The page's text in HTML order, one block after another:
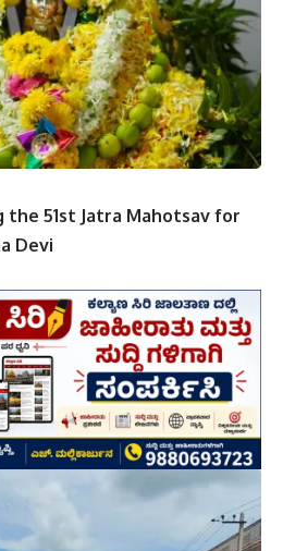
the 51st Jatra Mahotsav for
Devi